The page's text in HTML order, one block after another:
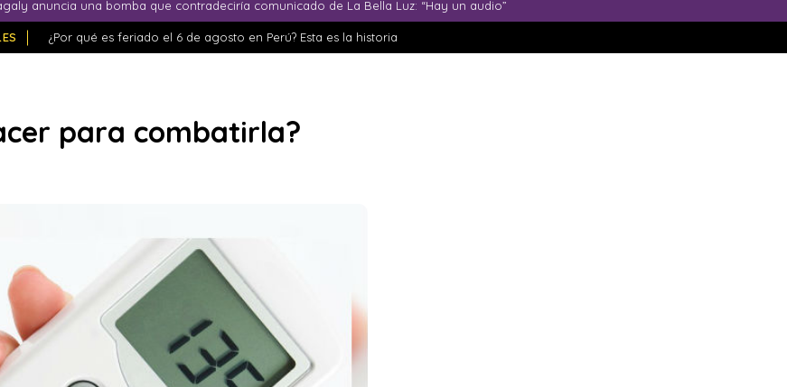
anuncia una bomba que contradeciría comunicado de La Bella Luz: “Hay un audio”
¿Por qué es feriado el 6 de agosto en Perú? Esta es la historia
para combatirla?